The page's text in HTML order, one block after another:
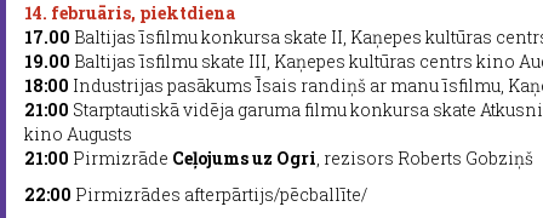
14. februāris, piektdiena
17.00 Baltijas īsfilmu konkursa skate II, Kaņepes kultūras
19.00 Baltijas īsfilmu skate III, Kaņepes kultūras centrs kino
18:00 Industrijas pasākums Īsais randiņš ar manu īsfilmu,
21:00 Starptautiskā vidēja garuma filmu konkursa skate
kino Augusts
21:00 Pirmizrāde Ceļojums uz Ogri, rezisors Roberts Gobziņš
22:00 Pirmizrādes afterpārtijs/pēcballīte/